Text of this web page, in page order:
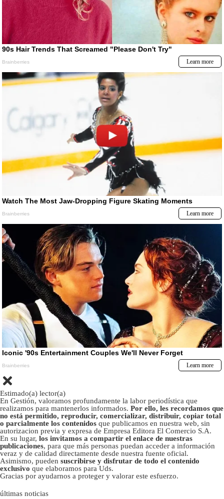
Estimado(a) lector(a)
En Gestión, valoramos profundamente la labor periodística que
realizamos para mantenerlos informados. Por ello, les recordamos que
no está permitido, reproducir, comercializar, distribuir, copiar total
o parcialmente los contenidos que publicamos en nuestra web, sin
autorizacion previa y expresa de Empresa Editora El Comercio S.A.
En su lugar, los invitamos a compartir el enlace de nuestras
publicaciones, para que más personas puedan acceder a información
veraz y de calidad directamente desde nuestra fuente oficial.
Asimismo, pueden suscribirse y disfrutar de todo el contenido
exclusivo que elaboramos para Uds.
Gracias por ayudarnos a proteger y valorar este esfuerzo.
últimas noticias